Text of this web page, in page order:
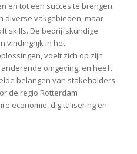
en tot een succes te brengen.
diverse vakgebieden, maar
skills. De bedrijfskundige
vindingrijk in het
voelt zich op zijn
omgeving, en heeft
belangen van stakeholders.
de regio Rotterdam
economie, digitalisering en